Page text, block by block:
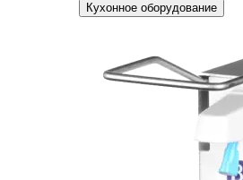
Кухонное оборудование